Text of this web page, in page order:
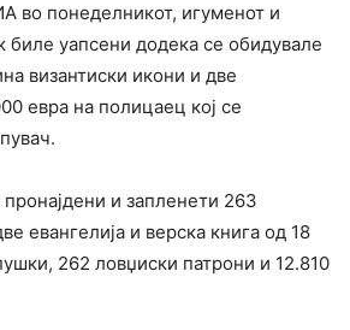
во понеделникот, игуменот и
биле уапсени додека се обидувале
византиски икони и две
евра на полицаец кој се
пронајдени и запленети 263
евангелија и верска книга од 18
262 ловџиски патрони и 12.810